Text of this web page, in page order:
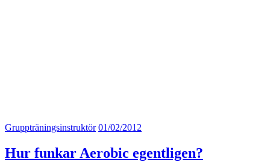
Gruppträningsinstruktör 01/02/2012
Hur funkar Aerobic egentligen?